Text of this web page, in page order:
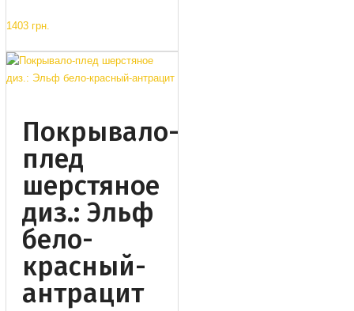
1403 грн.
Покрывало-
плед
шерстяное
диз.: Эльф
бело-
красный-
антрацит